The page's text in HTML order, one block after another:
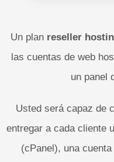
Un plan reseller
las cuentas de web
un panel
Usted será capaz de
entregar a cada cliente
(cPanel), una